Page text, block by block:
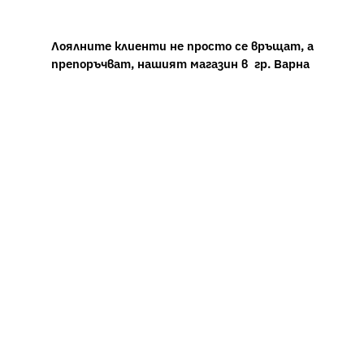
Лоялните клиенти не просто се връщат, а
препоръчват, нашият магазин в гр. Варна